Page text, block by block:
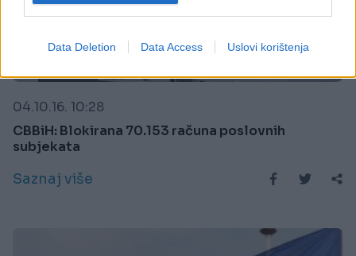
Data Deletion Data Access Uslovi korištenja
04.10.16. 10:28
CBBiH: Blokirana 70.153 računa poslovnih
subjekata
Saznaj više